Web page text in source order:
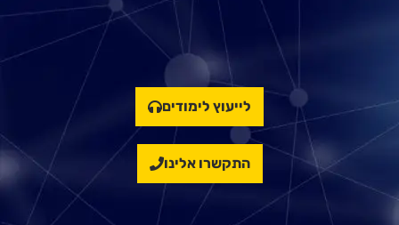
לייעוץ לימודים
התקשרו אלינו